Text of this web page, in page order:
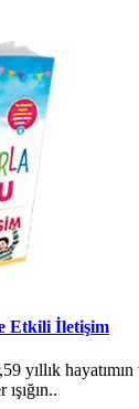
Etkili İletişim
yıllık